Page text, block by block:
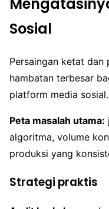
Sosial
Persaingan ketat dan
hambatan terbesar
platform media sosial.
Peta masalah utama:
algoritma, volume
produksi yang
Strategi praktis